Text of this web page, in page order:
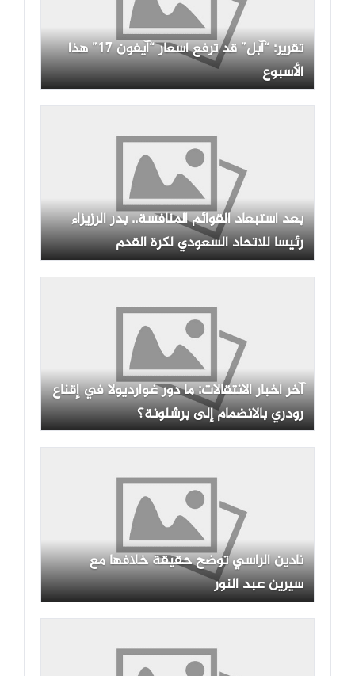
تقرير: “آبل” قد ترفع أسعار “آيفون 17” هذا
الأسبوع
بعد استبعاد القوائم المنافسة.. بدر الرزيزاء
رئيسا للاتحاد السعودي لكرة القدم
آخر أخبار الانتقالات: ما دور غوارديولا في إقناع
رودري بالانضمام إلى برشلونة؟
نادين الراسي توضح حقيقة خلافها مع
سيرين عبد النور